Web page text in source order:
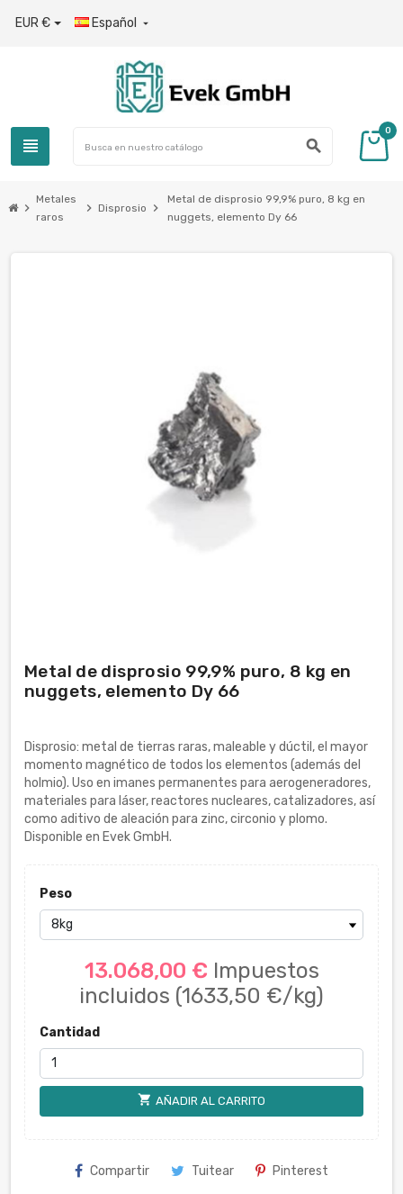
EUR € Español 
view_headline search
0
chevron_right
Metales
raros
chevron_right Disprosio chevron_right
Metal de disprosio 99,9% puro, 8 kg en
nuggets, elemento Dy 66
Metal de disprosio 99,9% puro, 8 kg en
nuggets, elemento Dy 66
Disprosio: metal de tierras raras, maleable y dúctil, el mayor
momento magnético de todos los elementos (además del
holmio). Uso en imanes permanentes para aerogeneradores,
materiales para láser, reactores nucleares, catalizadores, así
como aditivo de aleación para zinc, circonio y plomo.
Disponible en Evek GmbH.
Peso
13.068,00 € Impuestos
incluidos (1633,50 €/kg)
Cantidad
shopping_cart AÑADIR AL CARRITO
Compartir Tuitear Pinterest